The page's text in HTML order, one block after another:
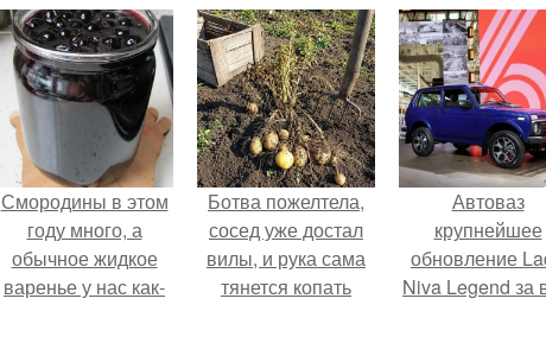
Смородины в этом
году много, а
обычное жидкое
варенье у нас как-
Ботва пожелтела,
сосед уже достал
вилы, и рука сама
тянется копать
Автоваз
крупнейшее
обновление
Niva Legend за